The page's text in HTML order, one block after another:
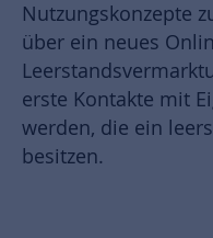
Nutzungskonzepte
über ein neues
erste Kontakte mit
werden, die ein
besitzen.